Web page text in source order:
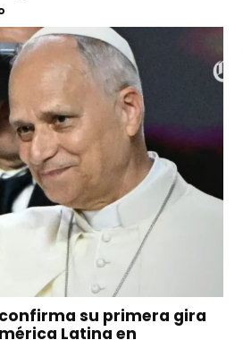
confirma su primera gira
Latina en